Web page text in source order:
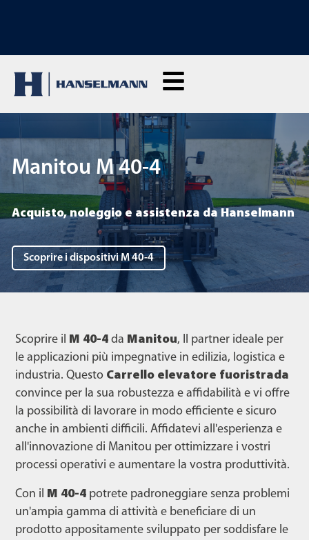
SCOPRI I NOSTRI CORSI DI FORMAZIONE: Clicca qui per richiedere
Manitou M 40-4
Acquisto, noleggio e assistenza da Hanselmann
Scoprire i dispositivi M 40-4
Scoprire il M 40-4 da Manitou, Il partner ideale per
le applicazioni più impegnative in edilizia, logistica e
industria. Questo Carrello elevatore fuoristrada
convince per la sua robustezza e affidabilità e vi offre
la possibilità di lavorare in modo efficiente e sicuro
anche in ambienti difficili. Affidatevi all'esperienza e
all'innovazione di Manitou per ottimizzare i vostri
processi operativi e aumentare la vostra produttività.
Con il M 40-4 potrete padroneggiare senza problemi
un'ampia gamma di attività e beneficiare di un
prodotto appositamente sviluppato per soddisfare le